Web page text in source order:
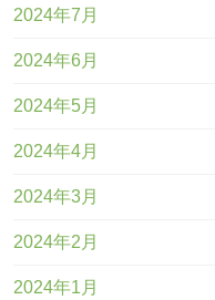
2024年7月
2024年6月
2024年5月
2024年4月
2024年3月
2024年2月
2024年1月